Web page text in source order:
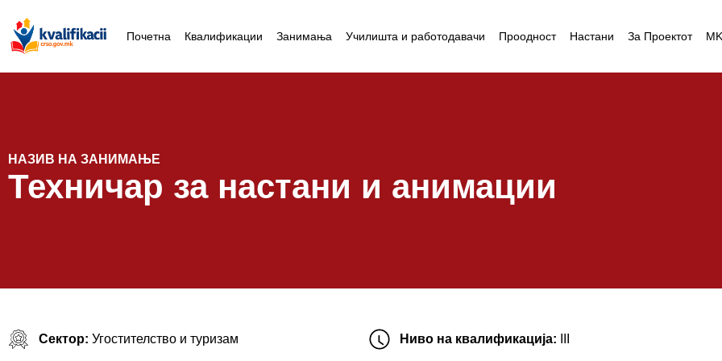
Почетна Квалификации Занимања Училишта и работодавачи Проодност Настани За Проектот MK
НАЗИВ НА ЗАНИМАЊЕ
Техничар за настани и анимации
Сектор: Угостителство и туризам Ниво на квалификација: